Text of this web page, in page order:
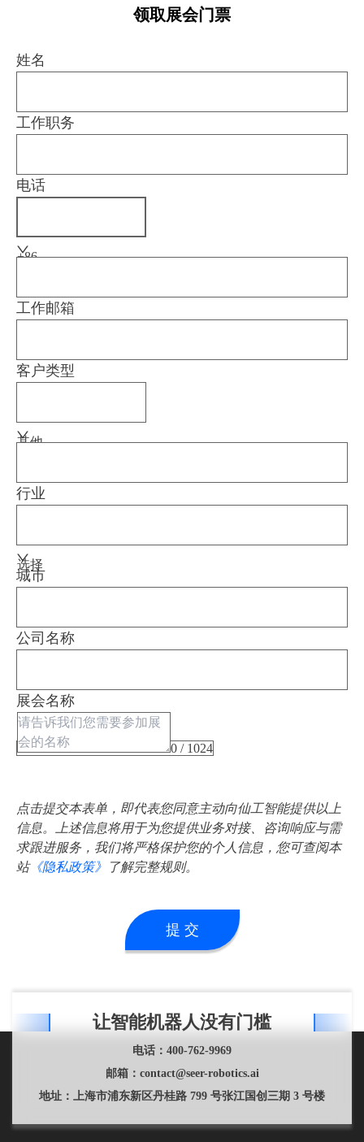
领取展会门票
姓名
工作职务
电话
+86
工作邮箱
客户类型
其他
行业
选择
城市
公司名称
展会名称
0 / 1024
点击提交本表单，即代表您同意主动向仙工智能提供以上
信息。上述信息将用于为您提供业务对接、咨询响应与需
求跟进服务，我们将严格保护您的个人信息，您可查阅本
站《隐私政策》 了解完整规则。
提 交
让智能机器人没有门槛
电话： 400-762-9969
邮箱： contact@seer-robotics.ai
地址： 上海市浦东新区丹桂路 799 号张江国创三期 3 号楼